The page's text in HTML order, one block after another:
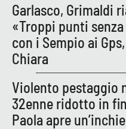
Cosenza
Lamezia Terme
PROGETTI
SPECIALI
Buona Sanità Calabria
Garlasco, Grimaldi
«Troppi punti
con i Sempio ai
Chiara
Violento pestaggio
32enne ridotto in
Paola apre